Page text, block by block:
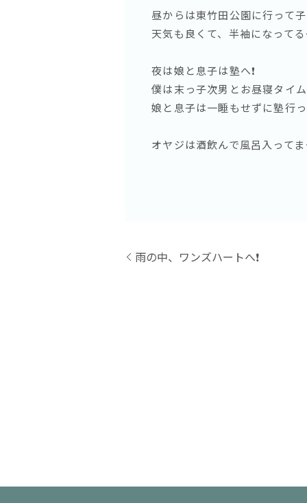
昼からは東竹田公園に行って
天気も良くて、半袖になって
夜は娘と息子は塾へ❗️
僕は末っ子次男とお昼寝タイ
娘と息子は一睡もせずに塾行
オヤジは酒飲んで風呂入って
雨の中、ワンズハートへ❗️